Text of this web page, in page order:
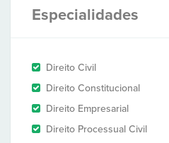
Especialidades
Direito Civil
Direito Constitucional
Direito Empresarial
Direito Processual Civil